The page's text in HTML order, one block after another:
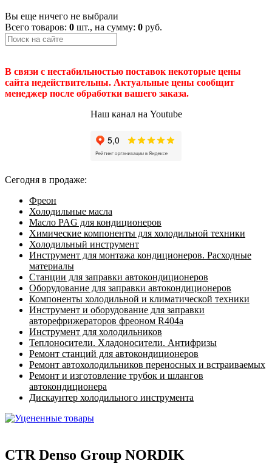
Вы еще ничего не выбрали
Всего товаров: 0 шт., на сумму: 0 руб.
В связи с нестабильностью поставок некоторые цены
сайта недействительны. Актуальные цены сообщит
менеджер после обработки вашего заказа.
Наш канал на Youtube
Сегодня в продаже:
Фреон
Холодильные масла
Масло PAG для кондиционеров
Химические компоненты для холодильной техники
Холодильный инструмент
Инструмент для монтажа кондиционеров. Расходные
материалы
Станции для заправки автокондиционеров
Оборудование для заправки автокондиционеров
Компоненты холодильной и климатической техники
Инструмент и оборудование для заправки
авторефрижераторов фреоном R404a
Инструмент для холодильников
Теплоносители. Хладоносители. Антифризы
Ремонт станций для автокондиционеров
Ремонт автохолодильников переносных и встраиваемых
Ремонт и изготовление трубок и шлангов
автокондиционера
Дискаунтер холодильного инструмента
CTR Denso Group NORDIK